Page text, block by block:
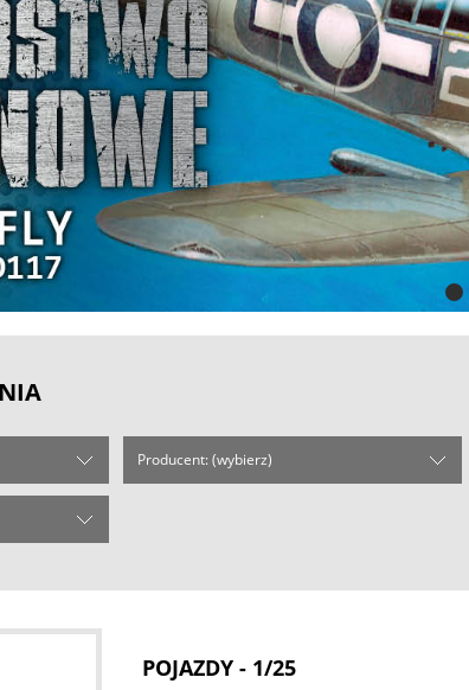
Producent: (wybierz)
POJAZDY - 1/25